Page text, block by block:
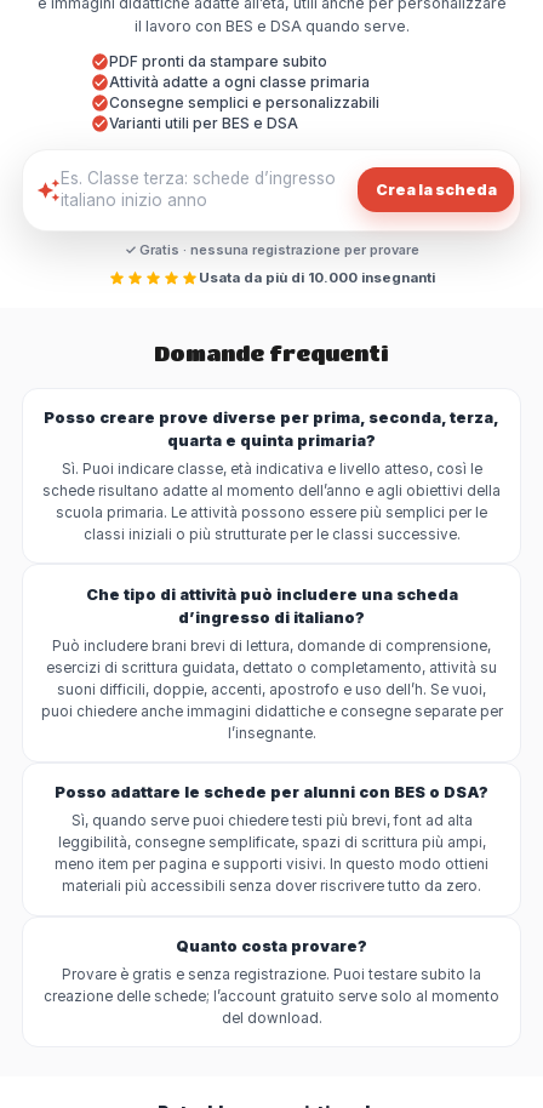
il lavoro con BES e DSA quando serve.
PDF pronti da stampare subito
Attività adatte a ogni classe primaria
Consegne semplici e personalizzabili
Varianti utili per BES e DSA
Crea la scheda
✓ Gratis · nessuna registrazione per provare
Usata da più di 10.000 insegnanti
Domande frequenti
Posso creare prove diverse per prima, seconda, terza,
quarta e quinta primaria?
Sì. Puoi indicare classe, età indicativa e livello atteso, così le
schede risultano adatte al momento dell’anno e agli obiettivi della
scuola primaria. Le attività possono essere più semplici per le
classi iniziali o più strutturate per le classi successive.
Che tipo di attività può includere una scheda
d’ingresso di italiano?
Può includere brani brevi di lettura, domande di comprensione,
esercizi di scrittura guidata, dettato o completamento, attività su
suoni difficili, doppie, accenti, apostrofo e uso dell’h. Se vuoi,
puoi chiedere anche immagini didattiche e consegne separate per
l’insegnante.
Posso adattare le schede per alunni con BES o DSA?
Sì, quando serve puoi chiedere testi più brevi, font ad alta
leggibilità, consegne semplificate, spazi di scrittura più ampi,
meno item per pagina e supporti visivi. In questo modo ottieni
materiali più accessibili senza dover riscrivere tutto da zero.
Quanto costa provare?
Provare è gratis e senza registrazione. Puoi testare subito la
creazione delle schede; l’account gratuito serve solo al momento
del download.